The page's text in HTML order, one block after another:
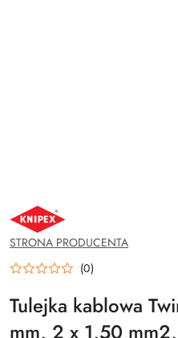
NAZWA
PRODUCENTA:
KNIPEX
STRONA PRODUCENTA
(0)
Tulejka kablowa
mm, 2 x 1,50